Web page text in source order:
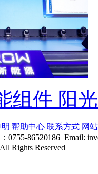
组件 阳
帮助中心 联系方式 网
86520186 Email:
Rights Reserved